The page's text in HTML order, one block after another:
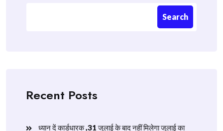
Search
Recent Posts
ध्यान दें कार्डधारक ,31 जुलाई के बाद नहीं मिलेगा जुलाई का